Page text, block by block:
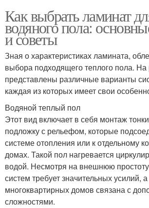
Как выбрать ламинат
водяного пола:
и советы
Зная о характеристиках ламината,
выбора подходящего теплого пола.
представлены различные варианты
каждая из которых имеет свои
Водяной теплый пол
Этот вид включает в себя монтаж
подложку с рельефом, которые
системе отопления или к отдельному
домах. Такой пол нагревается
водой. Несмотря на внешнюю
систем требует значительных усилий,
многоквартирных домов связана с
сложностями.